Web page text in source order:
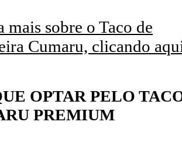
mais sobre o Taco de
Cumaru, clicando
OPTAR PELO
PREMIUM